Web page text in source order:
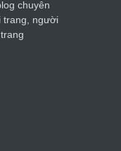
của Hoa
2025
chuyên
trang, người